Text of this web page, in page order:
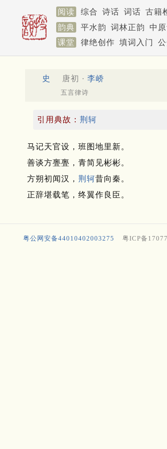
阅读 综合 诗话 词话 古籍
韵典
平水韵 词林正韵 中
课堂
律绝创作 填词入门
史 唐初 · 李峤
五言律诗
引用典故： 荆轲
马记天官设，班图地里新。
善谈方亹亹，青简见彬彬。
方朔初闻汉， 荆轲昔向秦。
正辞堪载笔，终翼作良臣。
粤公网安备44010402003275 粤ICP备